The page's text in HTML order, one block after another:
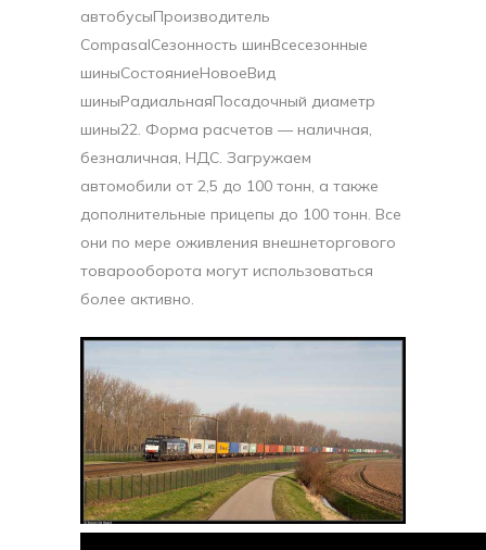
автобусыПроизводитель
CompasalСезонность шинВсесезонные
шиныСостояниеНовоеВид
шиныРадиальнаяПосадочный диаметр
шины22. Форма расчетов — наличная,
безналичная, НДС. Загружаем
автомобили от 2,5 до 100 тонн, а также
дополнительные прицепы до 100 тонн. Все
они по мере оживления внешнеторгового
товарооборота могут использоваться
более активно.